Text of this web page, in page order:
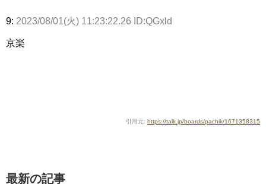
9: 2023/08/01(火) 11:23:22.26 ID:QGxld
京楽
引用元: https://talk.jp/boards/pachik/1671358315
最新の記事